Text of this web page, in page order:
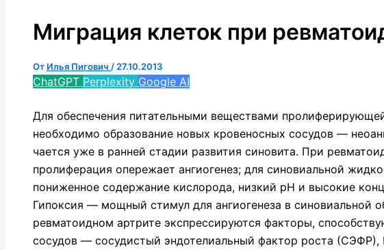
Миграция клеток при
От Илья Пигович / 27.10.2013
ChatGPT Perplexity Google AI
Для обеспечения питательными веществами
необходимо образование новых кровеносных сосудов —
чается уже в ранней стадии развития синовита. При
пролиферация опережает ангиогенез; для синовиальной
пониженное содержание кислорода, низкий pH и высокие
Гипоксия — мощный сти­мул для ангиогенеза в синовиальной
ревматоидном артрите экспрессируются факторы,
сосудов — сосудистый эндотелиальный фактор роста (СЭФР),